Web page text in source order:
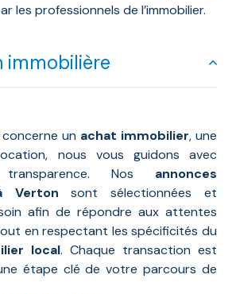
les professionnels de l’immobilier.
immobilière
un achat immobilier, une
nous vous guidons avec
Nos annonces
Verton sont sélectionnées et
afin de répondre aux attentes
en respectant les spécificités du
local. Chaque transaction est
étape clé de votre parcours de